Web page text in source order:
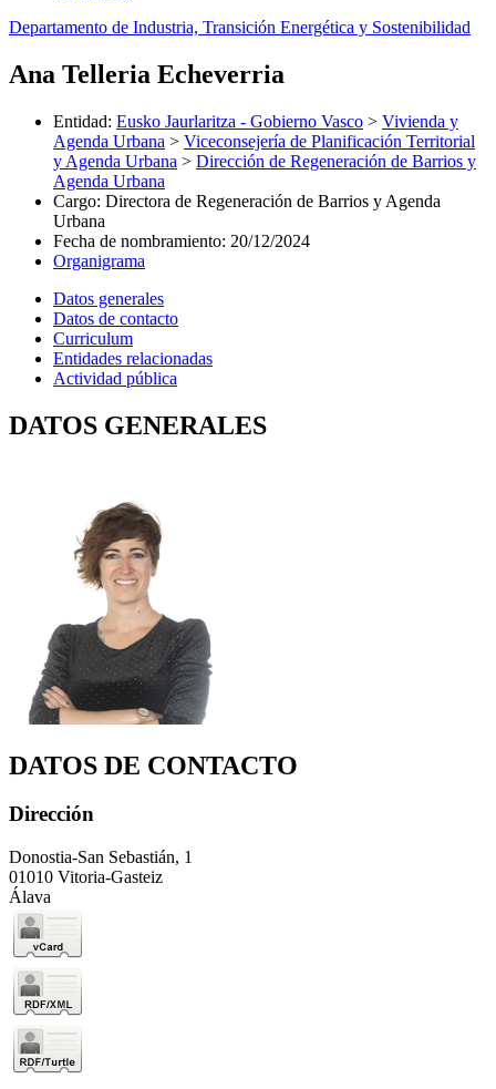
Departamento de Industria, Transición Energética y Sostenibilidad
Ana Telleria Echeverria
Entidad: Eusko Jaurlaritza - Gobierno Vasco > Vivienda y
Agenda Urbana > Viceconsejería de Planificación Territorial
y Agenda Urbana > Dirección de Regeneración de Barrios y
Agenda Urbana
Cargo: Directora de Regeneración de Barrios y Agenda
Urbana
Fecha de nombramiento: 20/12/2024
Organigrama
Datos generales
Datos de contacto
Curriculum
Entidades relacionadas
Actividad pública
DATOS GENERALES
DATOS DE CONTACTO
Dirección
Donostia-San Sebastián, 1
01010 Vitoria-Gasteiz
Álava